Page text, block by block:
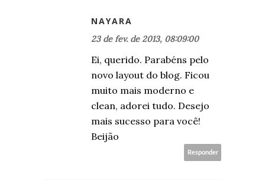
NAYARA
23 de fev. de 2013, 08:09:00
Ei, querido. Parabéns pelo
novo layout do blog. Ficou
muito mais moderno e
clean, adorei tudo. Desejo
mais sucesso para você!
Beijão
Responder